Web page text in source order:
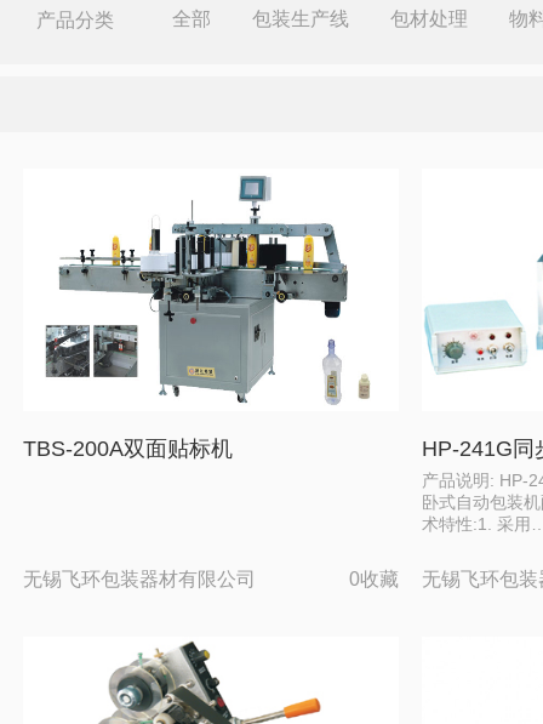
产品分类 全部 包装生产线 包材处理 物
TBS-200A双面贴标机
无锡飞环包装器材有限公司 0收藏
HP-241G同
产品说明: HP-
卧式自动包装
术特性:1. 采用
无锡飞环包